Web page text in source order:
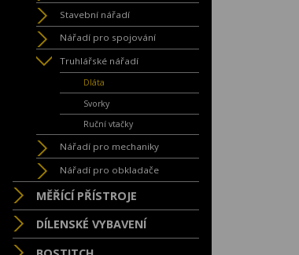
Stavební nářadí
Nářadí pro spojování
Truhlářské nářadí
Dláta
Svorky
Ruční vtačky
Nářadí pro mechaniky
Nářadí pro obkladače
MĚŘÍCÍ PŘÍSTROJE
DÍLENSKÉ VYBAVENÍ